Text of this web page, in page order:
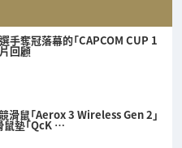
手奪冠落幕的「CAPCOM CUP 1
回顧
鼠「Aerox 3 Wireless Gen 2」
鼠墊「QcK …